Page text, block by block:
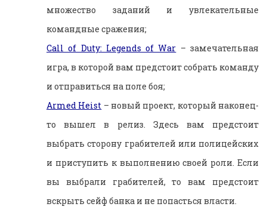
множество заданий и увлекательные
командные сражения;
Call of Duty: Legends of War – замечательная
игра, в которой вам предстоит собрать команду
и отправиться на поле боя;
Armed Heist – новый проект, который наконец-
то вышел в релиз. Здесь вам предстоит
выбрать сторону грабителей или полицейских
и приступить к выполнению своей роли. Если
вы выбрали грабителей, то вам предстоит
вскрыть сейф банка и не попасться власти.